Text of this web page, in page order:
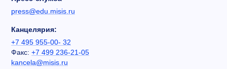
press@edu.misis.ru
Канцелярия:
+7 495 955-00- 32
Факс: +7 499 236-21-05
kancela@misis.ru